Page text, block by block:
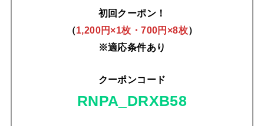
初回クーポン！
（1,200円×1枚・700円×8枚）
※適応条件あり
クーポンコード
RNPA_DRXB58